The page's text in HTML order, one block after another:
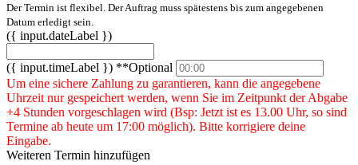
Der Termin ist flexibel. Der Auftrag muss spätestens bis zum angegebenen
Datum erledigt sein.
({ input.dateLabel })
({ input.timeLabel }) **Optional
Um eine sichere Zahlung zu garantieren, kann die angegebene
Uhrzeit nur gespeichert werden, wenn Sie im Zeitpunkt der Abgabe
+4 Stunden vorgeschlagen wird (Bsp: Jetzt ist es 13.00 Uhr, so sind
Termine ab heute um 17:00 möglich). Bitte korrigiere deine
Eingabe.
Weiteren Termin hinzufügen